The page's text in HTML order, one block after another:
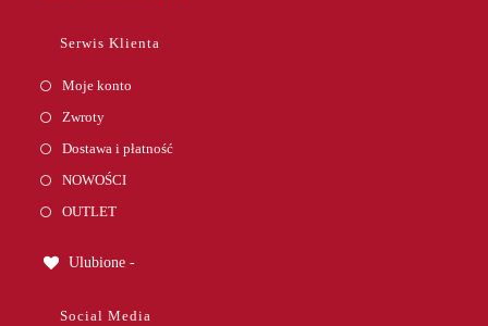
Serwis Klienta
Moje konto
Zwroty
Dostawa i płatność
NOWOŚCI
OUTLET
Ulubione -
Social Media